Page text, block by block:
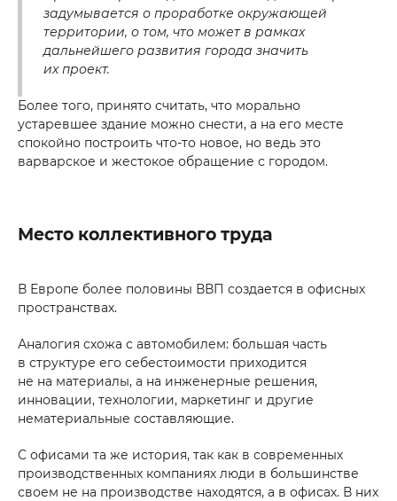
задумывается о проработке окружающей
территории, о том, что может в рамках
дальнейшего развития города значить
их проект.
Более того, принято считать, что морально
устаревшее здание можно снести, а на его месте
спокойно построить что-то новое, но ведь это
варварское и жестокое обращение с городом.
Место коллективного труда
В Европе более половины ВВП создается в офисных
пространствах.
Аналогия схожа с автомобилем: большая часть
в структуре его себестоимости приходится
не на материалы, а на инженерные решения,
инновации, технологии, маркетинг и другие
нематериальные составляющие.
С офисами та же история, так как в современных
производственных компаниях люди в большинстве
своем не на производстве находятся, а в офисах. В них